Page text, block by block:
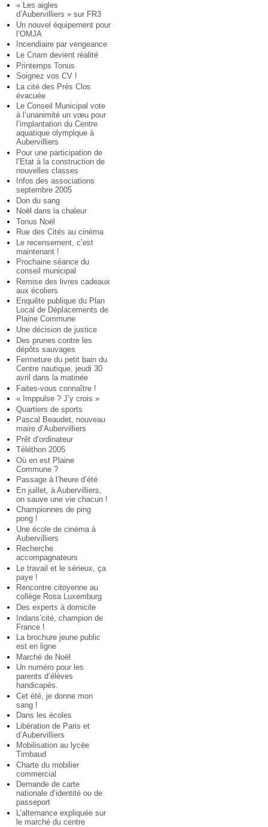
« Les aigles
d’Aubervilliers » sur FR3
Un nouvel équipement pour
l’OMJA
Incendiaire par vengeance
Le Cnam devient réalité
Printemps Tonus
Soignez vos CV !
La cité des Prés Clos
évacuée
Le Conseil Municipal vote
à l’unanimité un vœu pour
l’implantation du Centre
aquatique olympique à
Aubervilliers
Pour une participation de
l’Etat à la construction de
nouvelles classes
Infos des associations
septembre 2005
Don du sang
Noël dans la chaleur
Tonus Noël
Rue des Cités au cinéma
Le recensement, c’est
maintenant !
Prochaine séance du
conseil municipal
Remise des livres cadeaux
aux écoliers
Enquête publique du Plan
Local de Déplacements de
Plaine Commune
Une décision de justice
Des prunes contre les
dépôts sauvages
Fermeture du petit bain du
Centre nautique, jeudi 30
avril dans la matinée
Faites-vous connaître !
« Imppulse ? J’y crois »
Quartiers de sports
Pascal Beaudet, nouveau
maire d’Aubervilliers
Prêt d’ordinateur
Téléthon 2005
Où en est Plaine
Commune ?
Passage à l’heure d’été
En juillet, à Aubervilliers,
on sauve une vie chacun !
Championnes de ping
pong !
Une école de cinéma à
Aubervilliers
Recherche
accompagnateurs
Le travail et le sérieux, ça
paye !
Rencontre citoyenne au
collège Rosa Luxemburg
Des experts à domicile
Indans’cité, champion de
France !
La brochure jeune public
est en ligne
Marché de Noël
Un numéro pour les
parents d’élèves
handicapés.
Cet été, je donne mon
sang !
Dans les écoles
Libération de Paris et
d’Aubervilliers
Mobilisation au lycée
Timbaud
Charte du mobilier
commercial
Demande de carte
nationale d’identité ou de
passeport
L’alternance expliquée sur
le marché du centre